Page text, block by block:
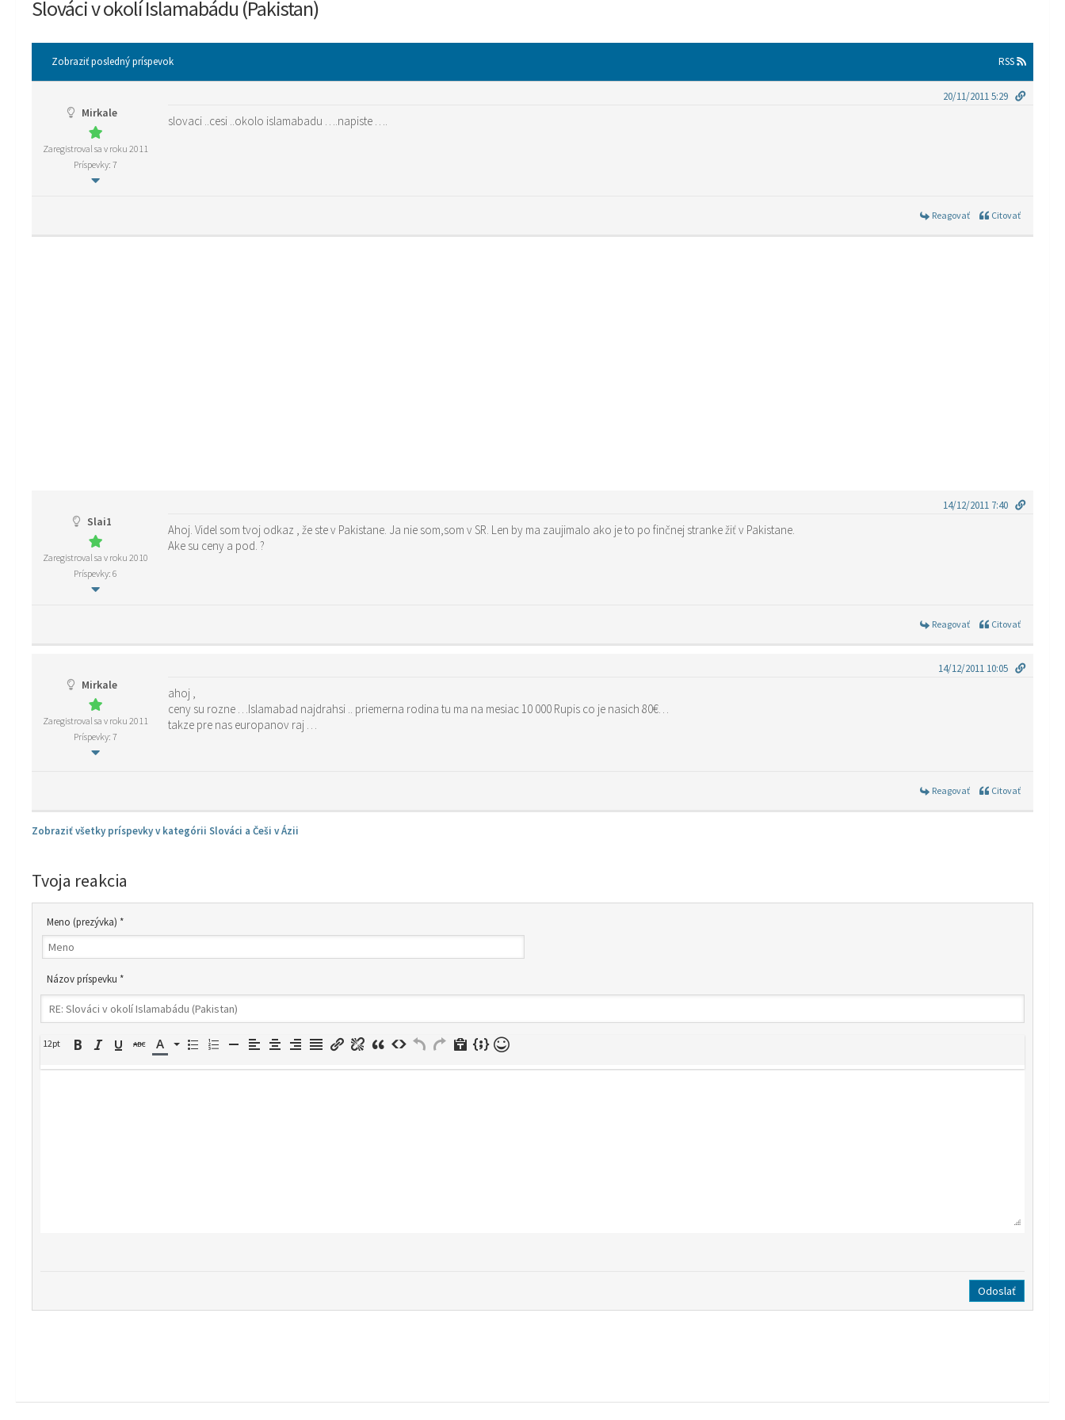
Slováci v okolí Islamabádu (Pakistan)
Zobraziť posledný príspevok RSS
Mirkale
Zaregistroval sa v roku 2011
Príspevky: 7
20/11/2011 5:29
slovaci ..cesi ..okolo islamabadu ….napiste ….
Reagovať Citovať
Slai1
Zaregistroval sa v roku 2010
Príspevky: 6
14/12/2011 7:40
Ahoj. Videl som tvoj odkaz , že ste v Pakistane. Ja nie som,som v SR. Len by ma zaujimalo ako je to po finčnej stranke žiť v Pakistane.
Ake su ceny a pod. ?
Reagovať Citovať
Mirkale
Zaregistroval sa v roku 2011
Príspevky: 7
14/12/2011 10:05
ahoj ,
ceny su rozne …Islamabad najdrahsi .. priemerna rodina tu ma na mesiac 10 000 Rupis co je nasich 80€…
takze pre nas europanov raj …
Reagovať Citovať
Zobraziť všetky príspevky v kategórii Slováci a Češi v Ázii
Tvoja reakcia
Meno (prezývka) *
Názov príspevku *
12pt